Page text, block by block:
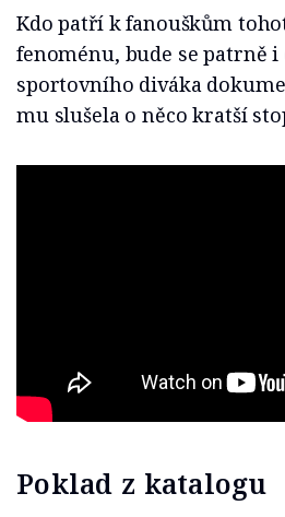
Kdo patří k fanouškům
fenoménu, bude se patrně
sportovního diváka
mu slušela o něco kratší
Poklad z katalogu